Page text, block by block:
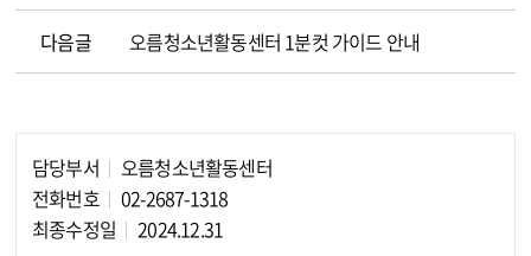
다음글 오름청소년활동센터 1분컷 가이드 안내
담당부서
오름청소년활동센터
전화번호
02-2687-1318
최종수정일
2024.12.31